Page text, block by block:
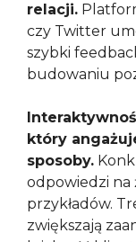
relacji.
czy Twitter
szybki
budowaniu
który
sposoby.
odpowiedzi
przykładów.
zwiększają